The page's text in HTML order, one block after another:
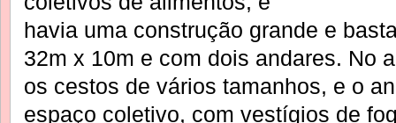
havia uma construção grande e
32m x 10m e com dois andares. No
os cestos de vários tamanhos, e o
espaço coletivo, com vestígios de